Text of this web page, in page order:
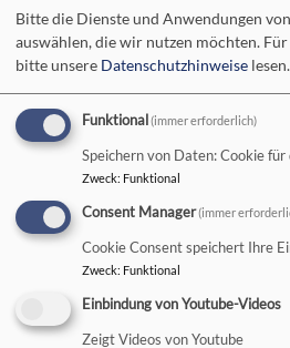
Sonja Schneider-Rasp
in
Stellenanteil für die
Religionspädagoge Stefan Wurth
für Erwachsenenbildung und
Handauflegung zusammen mit
Dennerlein und Pfarrerin Tina
Bitte die Dienste und Anwendungen
auswählen, die wir nutzen möchten.
bitte unsere Datenschutzhinweise lesen.
Funktional (immer erforderlich)
Speichern von Daten: Cookie
Zweck: Funktional
Consent Manager(immer
Cookie Consent speichert Ihre
Zweck: Funktional
Einbindung von Youtube-Videos
Zeigt Videos von Youtube